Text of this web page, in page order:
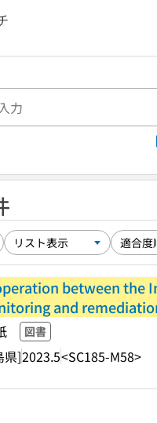
between the
and
図書
県]2023.5<SC185-M58>